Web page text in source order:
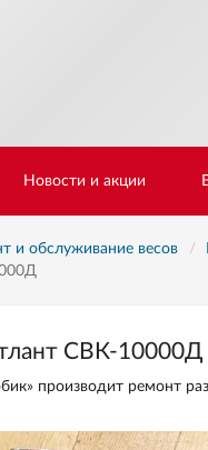
Новости и акции
и обслуживание весов
СВК-10000Д
производит ремонт